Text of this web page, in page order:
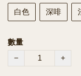
白色 深啡
數量
−
+